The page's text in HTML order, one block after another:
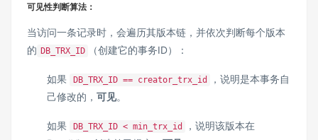
可见性判断算法 ：
当访问一条记录时，会遍历其版本链，并依次判断每个版本
的 DB_TRX_ID （创建它的事务ID）：
如果 DB_TRX_ID == creator_trx_id
，说明是本事务自
己修改的， 可见。
如果 DB_TRX_ID < min_trx_id
，说明该版本在